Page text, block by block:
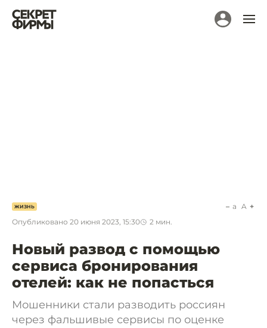
ЖИЗНЬ
Опубликовано 20 июня 2023, 15:30 2 мин.
a A
Новый развод с помощью
сервиса бронирования
отелей: как не попасться
Мошенники стали разводить россиян
через фальшивые сервисы по оценке